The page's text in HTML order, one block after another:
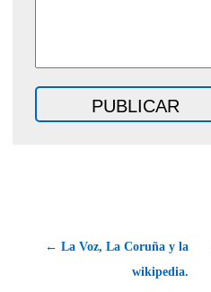
← La Voz, La Coruña y la
wikipedia.